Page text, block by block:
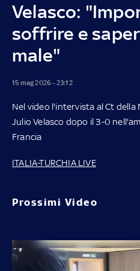
Velasco:
soffrire e
male"
15 mag 2026 - 23:12
Nel video l'intervista al Ct della
Julio Velasco dopo il 3-0
Francia
ITALIA-TURCHIA LIVE
Prossimi Video